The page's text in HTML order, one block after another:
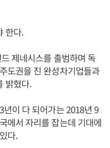
한다.
제네시스를 출범하며 독
도권을 진 완성차기업들과
밝혔다.
이 다 되어가는 2018년 9
에서 자리를 잡는데 기대에
다.